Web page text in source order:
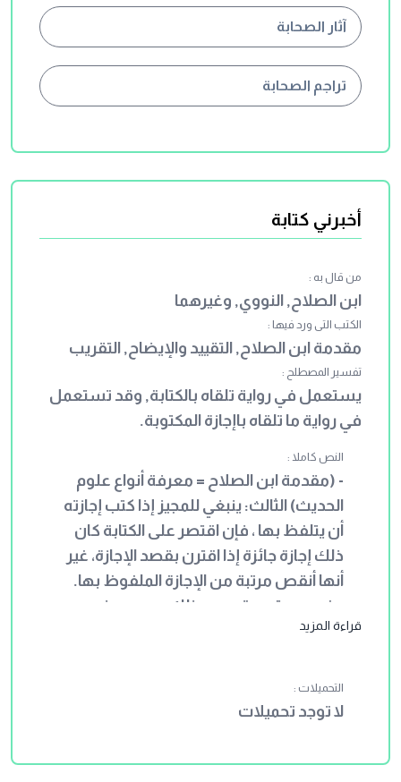
آثار الصحابة
تراجم الصحابة
أخبرني كتابة
من قال به :
ابن الصلاح, النووي, وغيرهما
الكتب التى ورد فيها :
مقدمة ابن الصلاح, التقييد والإيضاح, التقريب
تفسير المصطلح :
يستعمل في رواية تلقاه بالكتابة, وقد تستعمل
في رواية ما تلقاه باإجازة المكتوبة.
النص كاملا :
- (مقدمة ابن الصلاح = معرفة أنواع علوم
الحديث) الثالث: ينبغي للمجيز إذا كتب إجازته
أن يتلفظ بها ، فإن اقتصر على الكتابة كان
ذلك إجازة جائزة إذا اقترن بقصد الإجازة، غير
أنها أنقص مرتبة من الإجازة الملفوظ بها.
وغير مستبعد تصحيح ذلك بمجرد هذه
الكتابة في باب الرواية التي جعلت فيه
عليه، إخبارا منه بما قرئ عليه، على ما تقدم
بيانه، والله أعلم. - (التقييد والإيضاح شرح
قراءة المزيد
التحميلات :
لا توجد تحميلات